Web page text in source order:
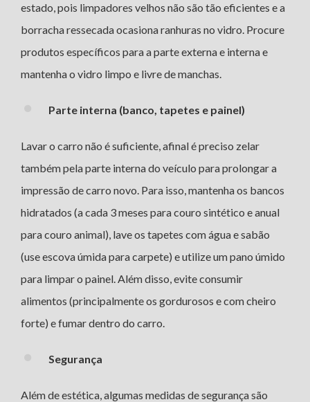
estado, pois limpadores velhos não são tão eficientes e a
borracha ressecada ocasiona ranhuras no vidro. Procure
produtos específicos para a parte externa e interna e
mantenha o vidro limpo e livre de manchas.
Parte interna (banco, tapetes e painel)
Lavar o carro não é suficiente, afinal é preciso zelar
também pela parte interna do veículo para prolongar a
impressão de carro novo. Para isso, mantenha os bancos
hidratados (a cada 3 meses para couro sintético e anual
para couro animal), lave os tapetes com água e sabão
(use escova úmida para carpete) e utilize um pano úmido
para limpar o painel. Além disso, evite consumir
alimentos (principalmente os gordurosos e com cheiro
forte) e fumar dentro do carro.
Segurança
Além de estética, algumas medidas de segurança são